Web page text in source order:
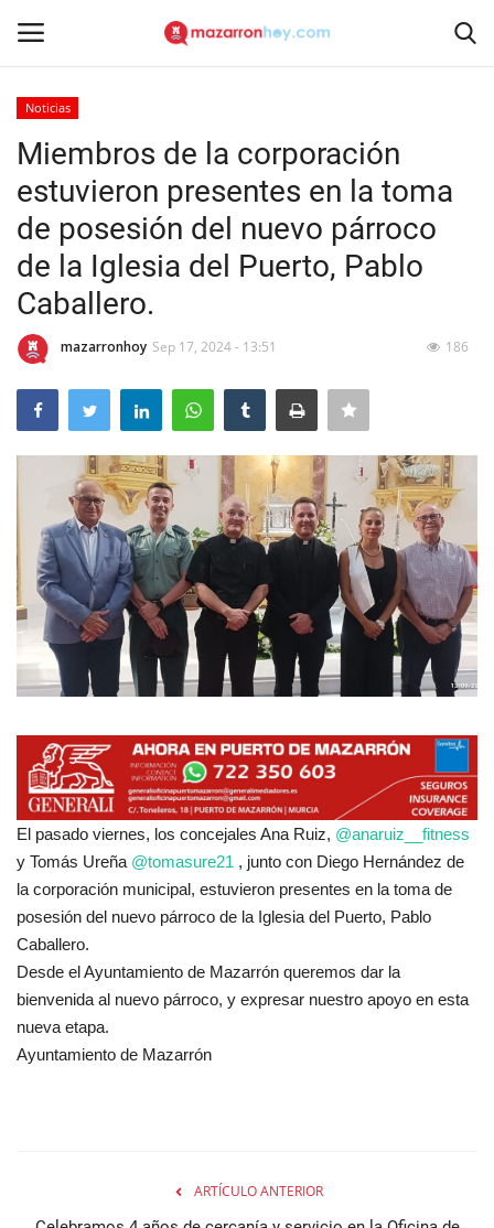
Inicio
Contacto
Noticias
Mazarrón Hoy
Entrevistas
Reportajes
Empresas
Mapa de Mazarrón
Vídeos
Galerías
Contacto
Empresas
Noticias
Miembros de la corporación
estuvieron presentes en la toma
de posesión del nuevo párroco
de la Iglesia del Puerto, Pablo
Caballero.
mazarronhoy Sep 17, 2024 - 13:51 186
El pasado viernes, los concejales Ana Ruiz, @anaruiz__fitness
y Tomás Ureña @tomasure21 , junto con Diego Hernández de
la corporación municipal, estuvieron presentes en la toma de
posesión del nuevo párroco de la Iglesia del Puerto, Pablo
Caballero.
Desde el Ayuntamiento de Mazarrón queremos dar la
bienvenida al nuevo párroco, y expresar nuestro apoyo en esta
nueva etapa.
Ayuntamiento de Mazarrón
ARTÍCULO ANTERIOR